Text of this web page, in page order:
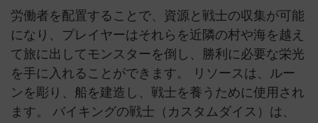
労働者を配置することで、資源と戦士の収集が可能
になり、プレイヤーはそれらを近隣の村や海を越え
て旅に出してモンスターを倒し、勝利に必要な栄光
を手に入れることができます。 リソースは、ルー
ンを彫り、船を建造し、戦士を養うために使用され
ます。 バイキングの戦士（カスタムダイス）は、